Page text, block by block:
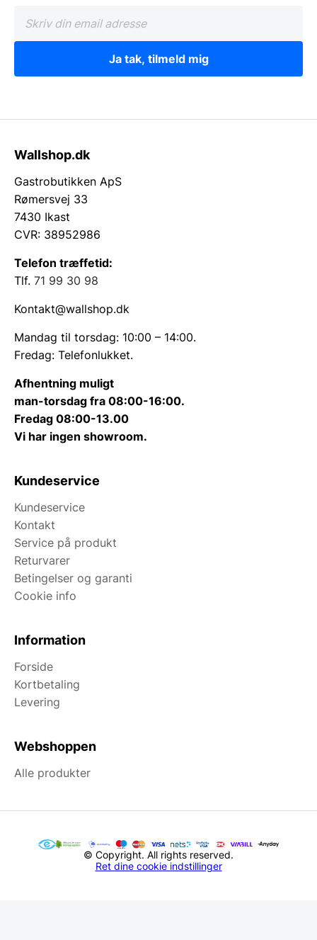
Ja tak, tilmeld mig
Wallshop.dk
Gastrobutikken ApS
Rømersvej 33
7430 Ikast
CVR: 38952986
Telefon træffetid:
Tlf. 71 99 30 98
Kontakt@wallshop.dk
Mandag til torsdag: 10:00 – 14:00.
Fredag: Telefonlukket.
Afhentning muligt
man-torsdag fra 08:00-16:00.
Fredag 08:00-13.00
Vi har ingen showroom.
Kundeservice
Kundeservice
Kontakt
Service på produkt
Returvarer
Betingelser og garanti
Cookie info
Information
Forside
Kortbetaling
Levering
Webshoppen
Alle produkter
© Copyright. All rights reserved.
Ret dine cookie indstillinger